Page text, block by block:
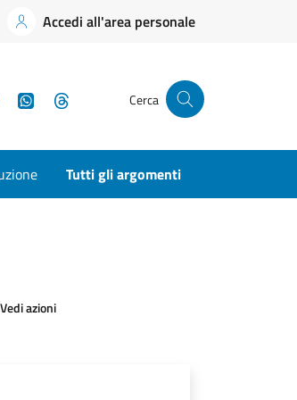
Accedi all'area personale
TelegramWhatsApp Cerca
Tutti gli argomenti
Vedi azioni